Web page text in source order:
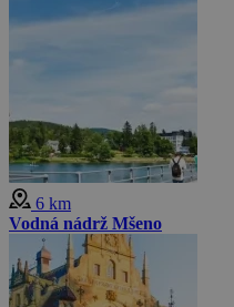
6 km
Vodná nádrž Mšeno